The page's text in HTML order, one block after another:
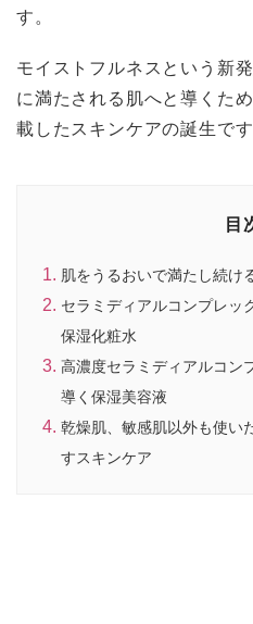
す。
モイストフルネスという新
に満たされる肌へと導くた
載したスキンケアの誕生です
目
肌をうるおいで満たし続け
セラミディアルコンプレッ
保湿化粧水
高濃度セラミディアルコン
導く保湿美容液
乾燥肌、敏感肌以外も使い
すスキンケア